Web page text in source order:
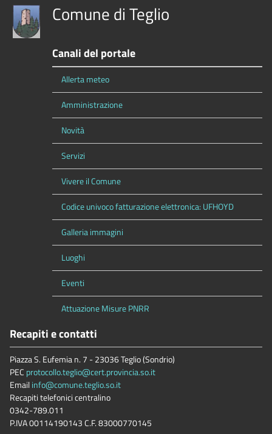
Comune di Teglio
Canali del portale
Allerta meteo
Amministrazione
Novità
Servizi
Vivere il Comune
Codice univoco fatturazione elettronica: UFHOYD
Galleria immagini
Luoghi
Eventi
Attuazione Misure PNRR
Recapiti e contatti
Piazza S. Eufemia n. 7 - 23036 Teglio (Sondrio)
PEC protocollo.teglio@cert.provincia.so.it
Emailinfo@comune.teglio.so.it
Recapiti telefonici centralino
0342-789.011
P.IVA 00114190143 C.F. 83000770145